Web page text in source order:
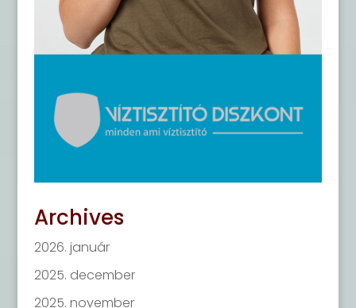
Archives
2026. január
2025. december
2025. november